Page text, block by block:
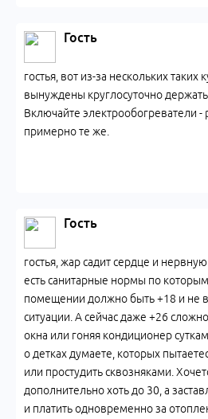
Гость
гостья, вот из-за нескольких
вынуждены круглосуточно
Включайте электрообогреватели -
примерно те же.
Гость
гостья, жар садит сердце и
есть санитарные нормы по
помещении должно быть +18 и не
ситуации. А сейчас даже +26
окна или гоняя кондиционер
о детках думаете, которых
или простудить сквозняками.
дополнительно хоть до 30, а
и платить одновременно за